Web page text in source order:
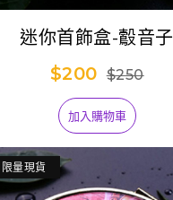
迷你首飾盒-鷇音子
$200 $250
加入購物車
限量現貨